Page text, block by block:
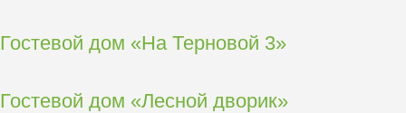
Гостевой дом «На Терновой 3»
Гостевой дом «Лесной дворик»